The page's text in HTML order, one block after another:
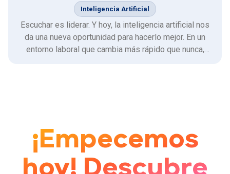
Inteligencia Artificial
Escuchar es liderar. Y hoy, la inteligencia artificial nos
da una nueva oportunidad para hacerlo mejor. En un
entorno laboral que cambia más rápido que nunca,
¡Empecemos
hoy! Descubre